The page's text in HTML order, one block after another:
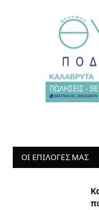
ΟΙ ΕΠΙΛΟΓΈΣ ΜΑΣ